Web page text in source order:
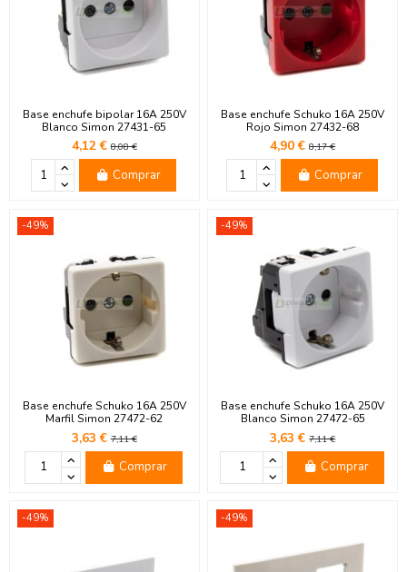
Base enchufe bipolar 16A 250V
Blanco Simon 27431-65
4,12 €8,08 €
Comprar
Base enchufe Schuko 16A 250V
Rojo Simon 27432-68
4,90 €8,17 €
Comprar
-49%
Base enchufe Schuko 16A 250V
Marfil Simon 27472-62
3,63 €7,11 €
Comprar
-49%
Base enchufe Schuko 16A 250V
Blanco Simon 27472-65
3,63 €7,11 €
Comprar
-49% -49%